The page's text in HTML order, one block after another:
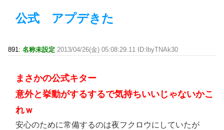
公式 アプデきた
891: 名称未設定 2013/04/26(金) 05:08:29.11 ID:lbyTNAk30
まさかの公式キター
意外と挙動がするするで気持ちいいじゃないかこ
れｗ
安心のために常備するのは夜フクロウにしていたが